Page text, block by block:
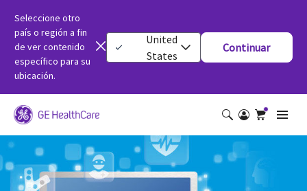
Seleccione otro
país o región a fin
de ver contenido
específico para su
ubicación.
United
States
Continuar